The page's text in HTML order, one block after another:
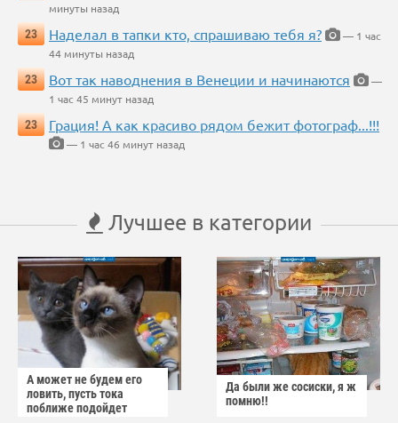
минуты назад
23
Наделал в тапки кто, спрашиваю тебя я?
— 1 час
44 минуты назад
23
Вот так наводнения в Венеции и начинаются
—
1 час 45 минут назад
23
Грация! А как красиво рядом бежит фотограф...!!!
— 1 час 46 минут назад
Лучшее в категории
А может не будем его
ловить, пусть тока
поближе подойдет
Да были же сосиски, я ж
помню!!